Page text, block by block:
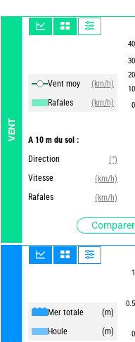
VENT
Vent moy
(km/h)
Rafales
(km/h)
A 10 m du sol :
Direction
(°)
Vitesse
(km/h)
Rafales
(km/h)
Mer totale
(m)
Houle
(m)
40
30
20
10
0
1
0.5
0